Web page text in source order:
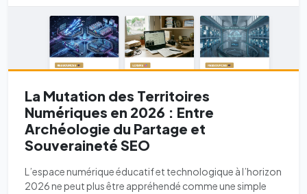
La Mutation des Territoires
Numériques en 2026 : Entre
Archéologie du Partage et
Souveraineté SEO
L’espace numérique éducatif et technologique à l’horizon
2026 ne peut plus être appréhendé comme une simple